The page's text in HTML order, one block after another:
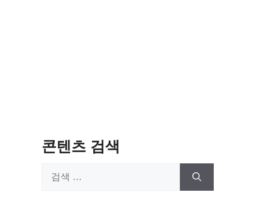
콘텐츠 검색